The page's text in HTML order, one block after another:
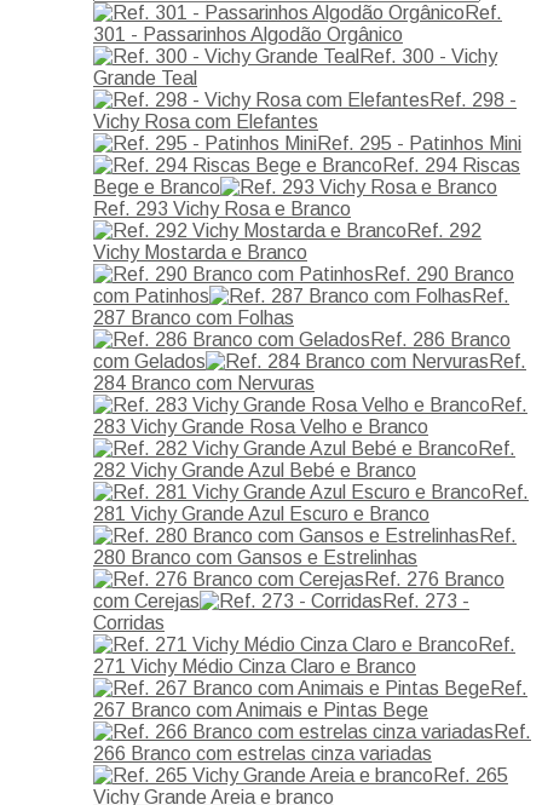
Ref.
301 - Passarinhos Algodão Orgânico
Ref. 300 - Vichy
Grande Teal
Ref. 298 -
Vichy Rosa com Elefantes
Ref. 295 - Patinhos Mini
Ref. 294 Riscas
Bege e Branco
Ref. 293 Vichy Rosa e Branco
Ref. 292
Vichy Mostarda e Branco
Ref. 290 Branco
com Patinhos
Ref.
287 Branco com Folhas
Ref. 286 Branco
com Gelados
Ref.
284 Branco com Nervuras
Ref.
283 Vichy Grande Rosa Velho e Branco
Ref.
282 Vichy Grande Azul Bebé e Branco
Ref.
281 Vichy Grande Azul Escuro e Branco
Ref.
280 Branco com Gansos e Estrelinhas
Ref. 276 Branco
com Cerejas
Ref. 273 -
Corridas
Ref.
271 Vichy Médio Cinza Claro e Branco
Ref.
267 Branco com Animais e Pintas Bege
Ref.
266 Branco com estrelas cinza variadas
Ref. 265
Vichy Grande Areia e branco